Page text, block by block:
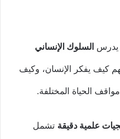
يدرس السلوك الإنساني
كيف يفكر الإنسان، وكيف
الحياة المختلفة.
علمية دقيقة تشمل